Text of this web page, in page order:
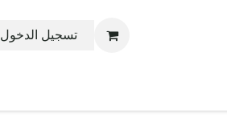
تسجيل الدخول